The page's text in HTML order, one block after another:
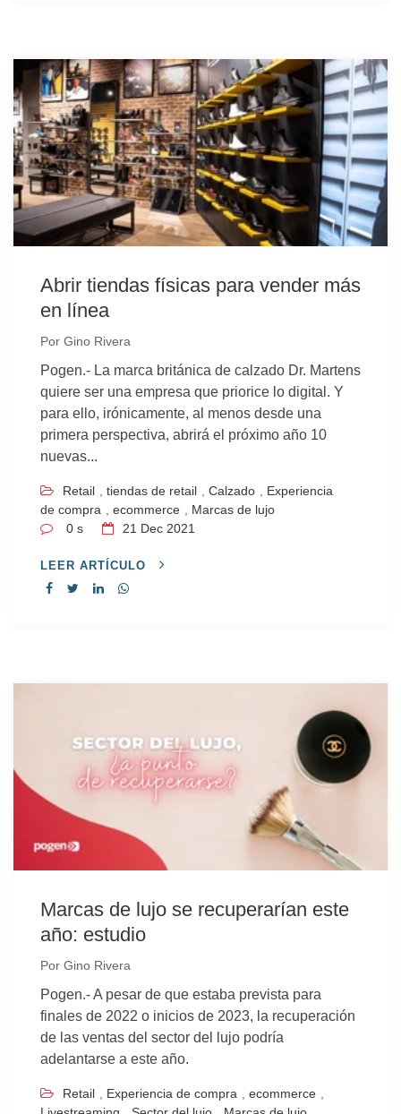
Abrir tiendas físicas para vender más
en línea
Por Gino Rivera
Pogen.- La marca británica de calzado Dr. Martens
quiere ser una empresa que priorice lo digital. Y
para ello, irónicamente, al menos desde una
primera perspectiva, abrirá el próximo año 10
nuevas...
Retail tiendas de retail Calzado
Experiencia
de compra
ecommerce
Marcas de lujo
0 s
21 Dec 2021
LEER ARTÍCULO
Marcas de lujo se recuperarían este
año: estudio
Por Gino Rivera
Pogen.- A pesar de que estaba prevista para
finales de 2022 o inicios de 2023, la recuperación
de las ventas del sector del lujo podría
adelantarse a este año.
Retail Experiencia de compra ecommerce